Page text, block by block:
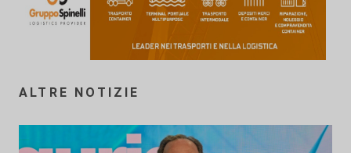
ALTRE NOTIZIE